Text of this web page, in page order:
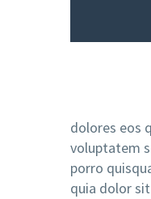
dolores eos
voluptatem
porro
quia dolor